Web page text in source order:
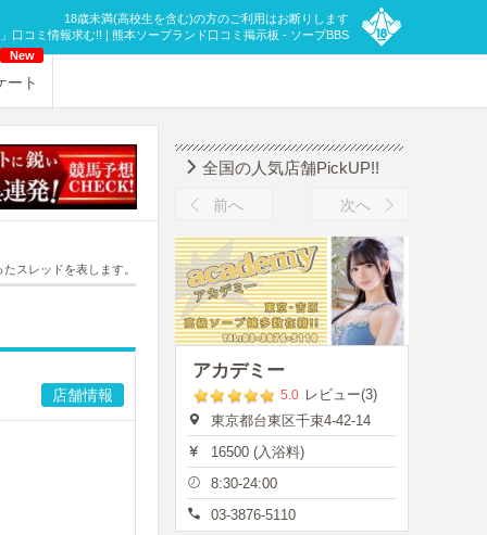
18歳未満(高校生を含む)の方のご利用はお断りします
口コミ情報求む!! | 熊本ソープランド口コミ掲示板 - ソープBBS
ート
New
スレッドを表します。
店舗情報
全国の人気店舗PickUP!!
前へ 次へ
アカデミー
5.0 レビュー(3)
東京都台東区千束4-42-14
16500 (入浴料)
8:30-24:00
03-3876-5110